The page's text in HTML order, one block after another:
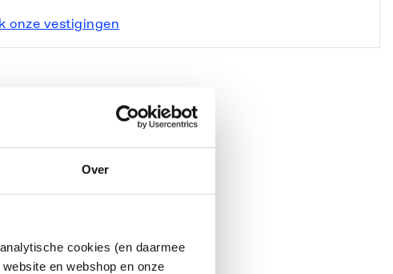
Over
cookies (en daarmee
en webshop en onze
onze vestigingen